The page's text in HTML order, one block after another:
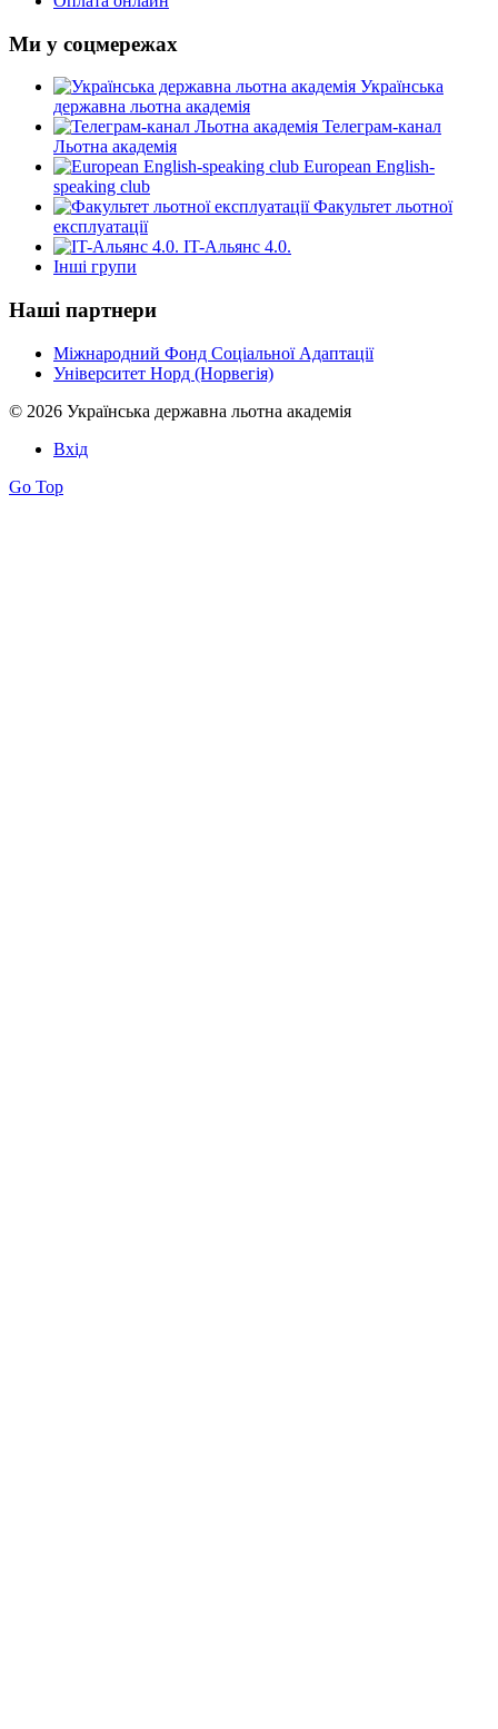
Ми у соцмережах
Українська
державна льотна академія
Телеграм-канал
Льотна академія
European English-
speaking club
Факультет льотної
експлуатації
IT-Альянс 4.0.
Інші групи
Наші партнери
Міжнародний Фонд Соціальної Адаптації
Університет Норд (Норвегія)
© 2026 Українська державна льотна академія
Вхід
Go Top